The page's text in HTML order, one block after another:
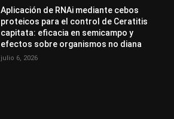
Aplicación de RNAi mediante cebos
proteicos para el control de Ceratitis
capitata: eficacia en semicampo y
efectos sobre organismos no diana
julio 6, 2026